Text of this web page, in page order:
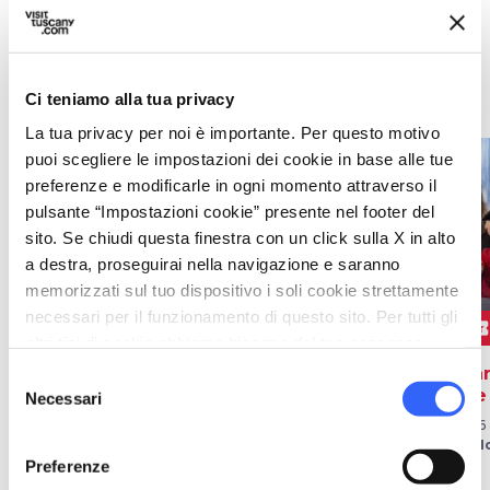
Ci teniamo alla tua privacy
La tua privacy per noi è importante. Per questo motivo
puoi scegliere le impostazioni dei cookie in base alle tue
preferenze e modificarle in ogni momento attraverso il
pulsante “Impostazioni cookie” presente nel footer del
sito. Se chiudi questa finestra con un click sulla X in alto
a destra, proseguirai nella navigazione e saranno
memorizzati sul tuo dispositivo i soli cookie strettamente
necessari per il funzionamento di questo sito. Per tutti gli
delNecessari
Preferenze
Teatro
local_play TEATRO
Dal 10 ago 2026 al 23 ago
favorite_border
local_play TEATRO
favorite_border
local_play
tre
Il
a